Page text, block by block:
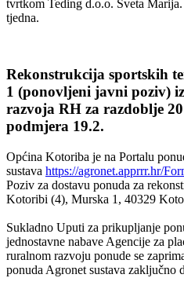
tvrtkom Teding d.o.o. Sveta
tjedna.
Rekonstrukcija sportskih
1 (ponovljeni javni poziv)
razvoja RH za razdoblje
podmjera 19.2.
Općina Kotoriba je na Portalu
sustava https://agronet.apprrr.hr/
Poziv za dostavu ponuda za
Kotoribi (4), Murska 1, 40329
Sukladno Uputi za prikupljanje
jednostavne nabave Agencije za
ruralnom razvoju ponude se
ponuda Agronet sustava zaključno